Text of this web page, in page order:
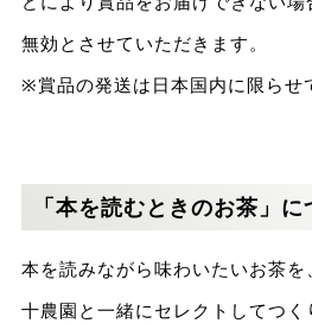
無効とさせていただきます。
※賞品の発送は日本国内に限らせ
「本を読むときのお茶」
本を読みながら味わいたいお茶
十農園と一緒にセレクトしてつく